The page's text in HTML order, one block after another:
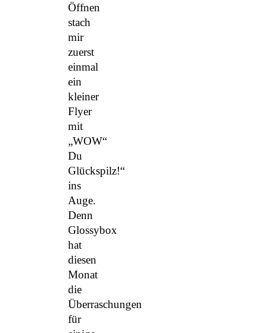
Öffnen
stach
mir
zuerst
einmal
ein
kleiner
Flyer
mit
„WOW“
Du
Glückspilz!“
ins
Auge.
Denn
Glossybox
hat
diesen
Monat
die
Überraschungen
für